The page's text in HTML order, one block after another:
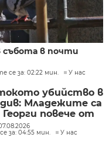
събота в почти
се за: 02:22 мин. У нас
убийство в
Младежите са
повече от
си купили дюнери
му
за: 04:55 мин.
У нас